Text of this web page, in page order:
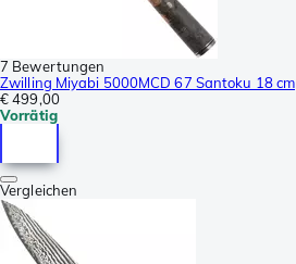
7 Bewertungen
Zwilling Miyabi 5000MCD 67 Santoku 18 cm
€ 499,00
Vorrätig
Vergleichen